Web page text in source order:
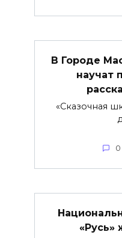
В Городе
научат
«Сказочная
0
«Русь»